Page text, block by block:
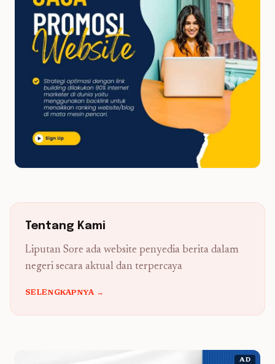
Tentang Kami
Liputan Sore ada website penyedia berita dalam
negeri secara aktual dan terpercaya
SELENGKAPNYA →
AD